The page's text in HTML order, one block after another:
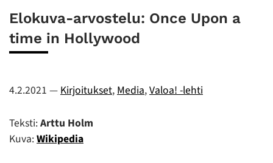
Elokuva-arvostelu: Once Upon a
time in Hollywood
4.2.2021 — Kirjoitukset, Media,Valoa! -lehti
Teksti:Arttu Holm
Kuva:Wikipedia